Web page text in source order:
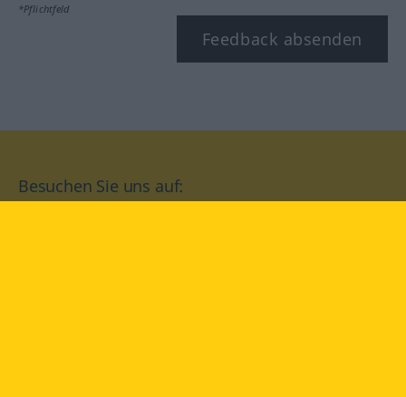
*Pflichtfeld
Feedback absenden
Besuchen Sie uns auf: